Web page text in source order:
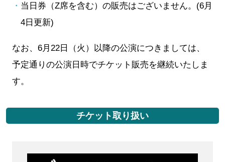
当日券（Z席を含む）の販売はございません。(6月
4日更新)
なお、6月22日（火）以降の公演につきましては、
予定通りの公演日時でチケット販売を継続いたしま
す。
チケット取り扱い